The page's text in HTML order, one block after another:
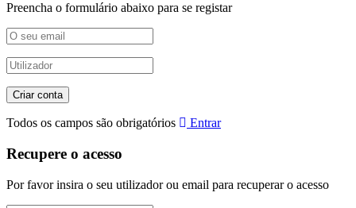
Preencha o formulário abaixo para se registar
Todos os campos são obrigatórios Entrar
Recupere o acesso
Por favor insira o seu utilizador ou email para recuperar o acesso